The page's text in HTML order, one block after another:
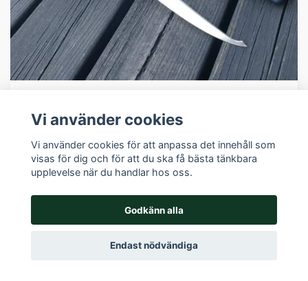
Jaktgiganten
149 kr
I lager
Vi använder cookies
Vi använder cookies för att anpassa det innehåll som
visas för dig och för att du ska få bästa tänkbara
upplevelse när du handlar hos oss.
Godkänn alla
Endast nödvändiga